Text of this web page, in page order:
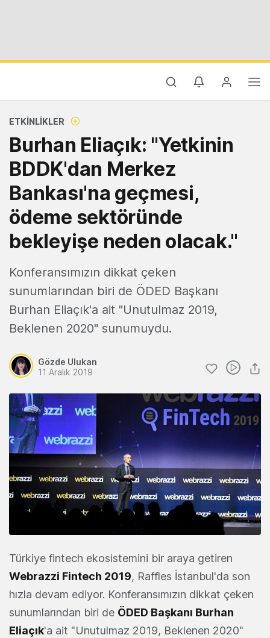
ETKINLIKLER
Burhan Eliaçık: "Yetkinin
BDDK'dan Merkez
Bankası'na geçmesi,
ödeme sektöründe
bekleyişe neden olacak."
Konferansımızın dikkat çeken
sunumlarından biri de ÖDED Başkanı
Burhan Eliaçık'a ait "Unutulmaz 2019,
Beklenen 2020" sunumuydu.
Gözde Ulukan
11 Aralık 2019
Türkiye fintech ekosistemini bir araya getiren
Webrazzi Fintech 2019, Raffles İstanbul'da son
hızla devam ediyor. Konferansımızın dikkat çeken
sunumlarından biri de ÖDED Başkanı Burhan
Eliaçık'a ait "Unutulmaz 2019, Beklenen 2020"